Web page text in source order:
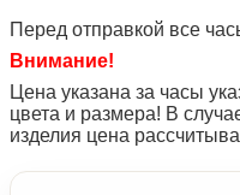
Перед отправкой все
Внимание!
Цена указана за часы
цвета и размера! В
изделия цена